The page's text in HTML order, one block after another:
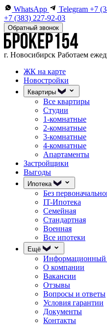
WhatsApp Telegram +7
+7 (383) 227-92-03
Обратный звонок
г. Новосибирск Работаем
ЖК на карте
Новостройки
Квартиры
Все квартиры
Студии
1-комнатные
2-комнатные
3-комнатные
4-комнатные
Апартаменты
Застройщики
Выгоды
Ипотека
Без
IT-Ипотека
Семейная
Стандартная
Военная
Все ипотеки
Ещё
Информационный
О компании
Вакансии
Отзывы
Вопросы и ответы
Условия гарантии
Документы
Контакты